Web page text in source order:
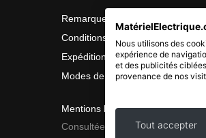
Remarques sur la confidentialité
Conditions générales de vente
Expéditions et retours
Modes de livraison
Mentions légales
Consultées le 2026 08 07
Nous utilisons des
expérience de
et des publicités
provenance de nos
Tout accepter